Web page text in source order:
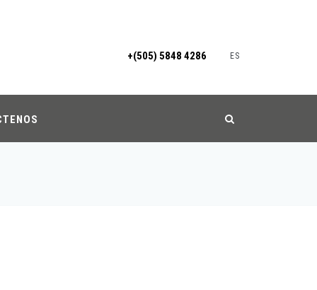
+(505) 5848 4286 ES